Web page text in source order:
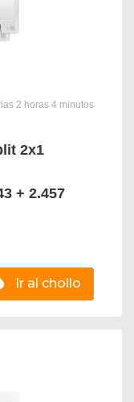
2 horas 4 minutos
2x1
+ 2.457
Ir al chollo